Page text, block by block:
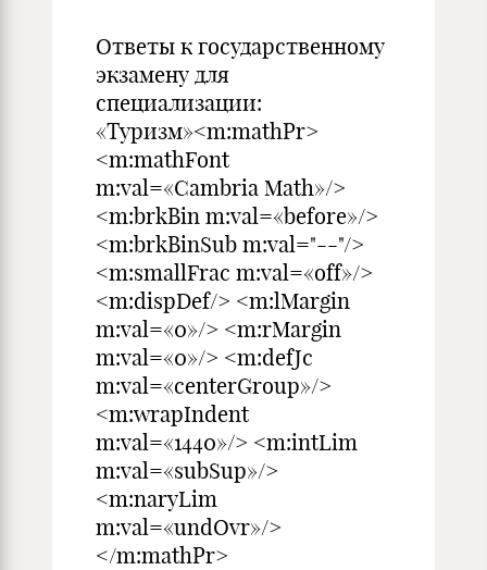
Ответы к государственному
экзамену для
специализации:
«Туризм»<m:mathPr>
<m:mathFont
m:val=«Cambria Math»/>
<m:brkBin m:val=«before»/>
<m:brkBinSub m:val="--"/>
<m:smallFrac m:val=«off»/>
<m:dispDef/> <m:lMargin
m:val=«0»/> <m:rMargin
m:val=«0»/> <m:defJc
m:val=«centerGroup»/>
<m:wrapIndent
m:val=«1440»/> <m:intLim
m:val=«subSup»/>
<m:naryLim
m:val=«undOvr»/>
</m:mathPr>